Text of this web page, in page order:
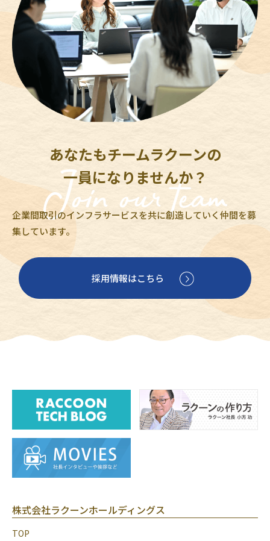
あなたもチームラクーンの
一員になりませんか？
企業間取引のインフラサービスを共に創造していく仲間を募
集しています。
採用情報はこちら
株式会社ラクーンホールディングス
TOP